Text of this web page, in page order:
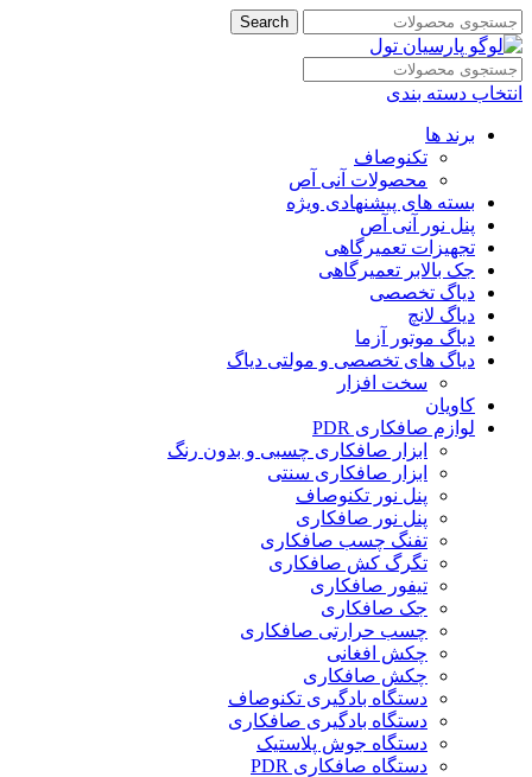
Search
انتخاب دسته بندی
برند ها
تکنوصاف
محصولات آنی آص
بسته های پیشنهادی ویژه
پنل نور آنی آص
تجهیزات تعمیرگاهی
جک بالابر تعمیرگاهی
دیاگ تخصصی
دیاگ لانچ
دیاگ موتور آزما
دیاگ های تخصصی و مولتی دیاگ
سخت افزار
کاویان
لوازم صافکاری PDR
ابزار صافکاری چسبی و بدون رنگ
ابزار صافکاری سنتی
پنل نور تکنوصاف
پنل نور صافکاری
تفنگ چسب صافکاری
تگرگ کش صافکاری
تیفور صافکاری
جک صافکاری
چسب حرارتی صافکاری
چکش افغانی
چکش صافکاری
دستگاه بادگیری تکنوصاف
دستگاه بادگیری صافکاری
دستگاه جوش پلاستیک
دستگاه صافکاری PDR